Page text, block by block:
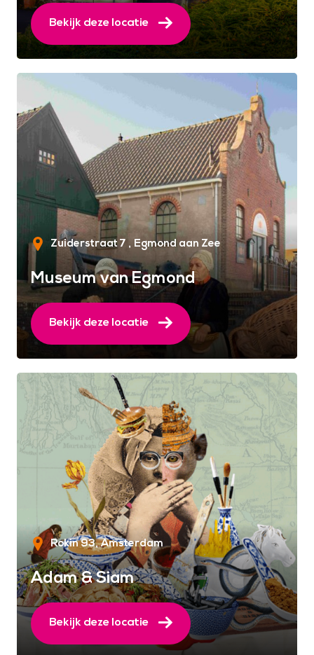
Bekijk deze locatie
Zuiderstraat 7 Egmond aan Zee
Museum van Egmond
Bekijk deze locatie
Rokin 93 Amsterdam
Adam & Siam
Bekijk deze locatie